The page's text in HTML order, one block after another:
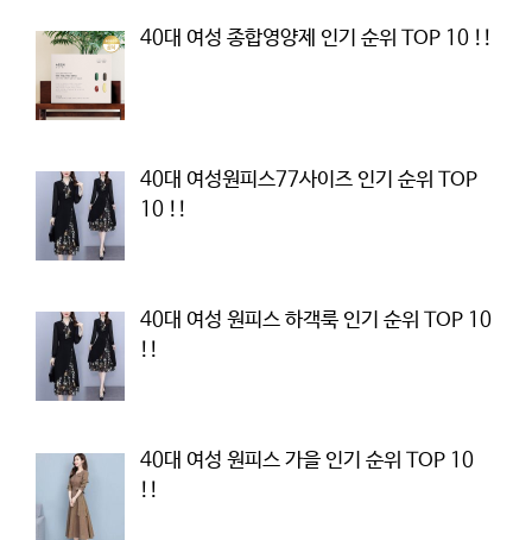
40대 여성 종합영양제 인기 순위 TOP 10 !!
40대 여성원피스77사이즈 인기 순위 TOP
10 !!
40대 여성 원피스 하객룩 인기 순위 TOP 10
!!
40대 여성 원피스 가을 인기 순위 TOP 10
!!